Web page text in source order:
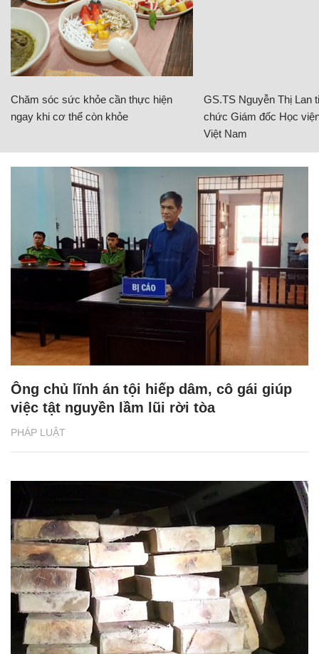
Chăm sóc sức khỏe cần thực hiện
ngay khi cơ thể còn khỏe
GS.TS Nguyễn Thị Lan
chức Giám đốc Học
Việt Nam
PHÁP LUẬT
Ông chủ lĩnh án tội hiếp dâm, cô gái giúp
việc tật nguyền lầm lũi rời tòa